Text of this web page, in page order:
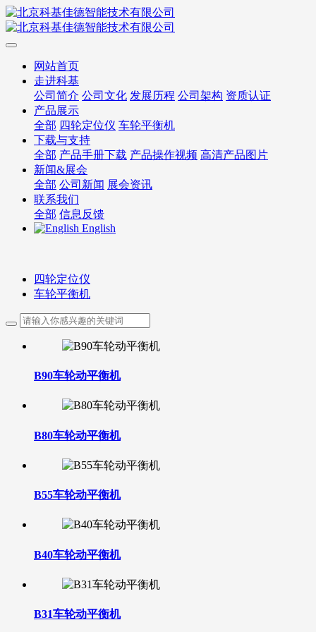
网站首页
走进科基
公司简介 公司文化 发展历程 公司架构 资质认证
产品展示
全部 四轮定位仪 车轮平衡机
下载与支持
全部 产品手册下载 产品操作视频 高清产品图片
新闻&展会
全部 公司新闻 展会资讯
联系我们
全部 信息反馈
English
四轮定位仪
车轮平衡机
B90车轮动平衡机
B80车轮动平衡机
B55车轮动平衡机
B40车轮动平衡机
B31车轮动平衡机